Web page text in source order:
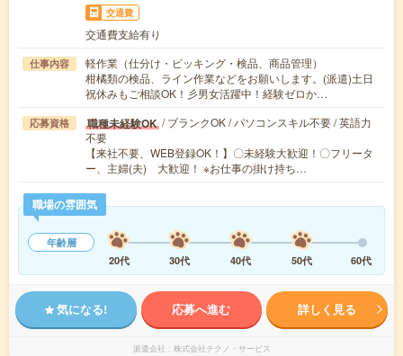
交通費
交通費支給有り
仕事内容
軽作業（仕分け・ピッキング・検品、商品管理）
柑橘類の検品、ライン作業などをお願いします。(派遣)土日
祝休みもご相談OK！彡男女活躍中！経験ゼロか…
応募資格 職種未経験OK / ブランクOK / パソコンスキル不要 / 英語力
不要
【来社不要、WEB登録OK！】〇未経験大歓迎！〇フリータ
ー、主婦(夫) 大歓迎！ ※お仕事の掛け持ち…
職場の雰囲気
年齢層
20代
30代 40代 50代 60代
気になる! 応募へ進む 詳しく見る
派遣会社 株式会社テクノ・サービス